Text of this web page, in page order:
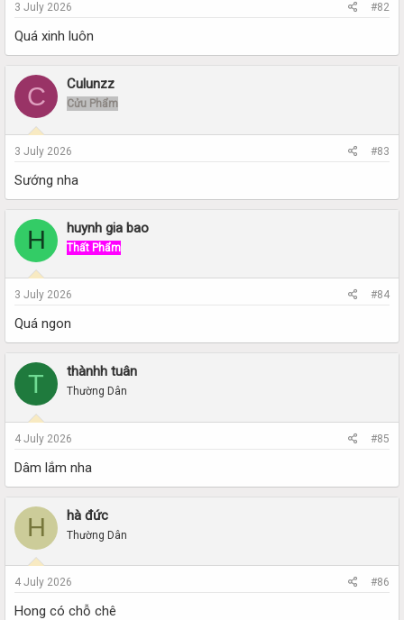
3 July 2026 #82
Quá xinh luôn
C Culunzz
Cửu Phẩm
3 July 2026 #83
Sướng nha
H huynh gia bao
Thất Phẩm
3 July 2026 #84
Quá ngon
T thànhh tuân
Thường Dân
4 July 2026 #85
Dâm lắm nha
H hà đức
Thường Dân
4 July 2026 #86
Hong có chỗ chê